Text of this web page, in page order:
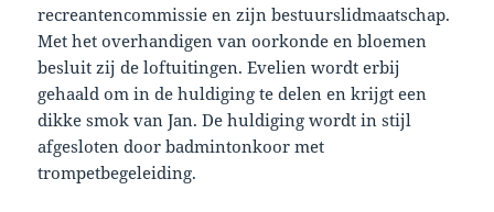
recreantencommissie en zijn bestuurslidmaatschap.
Met het overhandigen van oorkonde en bloemen
besluit zij de loftuitingen. Evelien wordt erbij
gehaald om in de huldiging te delen en krijgt een
dikke smok van Jan. De huldiging wordt in stijl
afgesloten door badmintonkoor met
trompetbegeleiding.